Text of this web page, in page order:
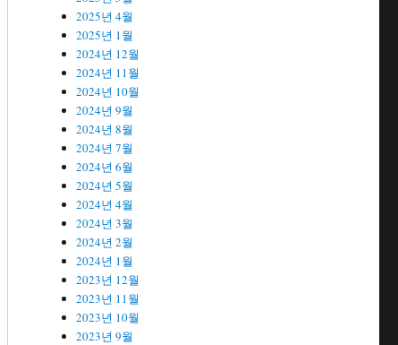
2025년 4월
2025년 1월
2024년 12월
2024년 11월
2024년 10월
2024년 9월
2024년 8월
2024년 7월
2024년 6월
2024년 5월
2024년 4월
2024년 3월
2024년 2월
2024년 1월
2023년 12월
2023년 11월
2023년 10월
2023년 9월